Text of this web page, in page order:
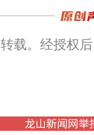
载。经授权